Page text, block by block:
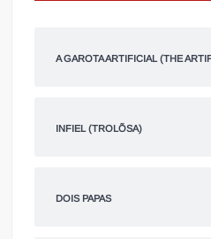
A GAROTA ARTIFICIAL (THE
INFIEL (TROLÕSA)
DOIS PAPAS